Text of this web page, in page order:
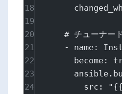
18
19
20
# チューナー
21
- name :
22
become :
23
24
src :